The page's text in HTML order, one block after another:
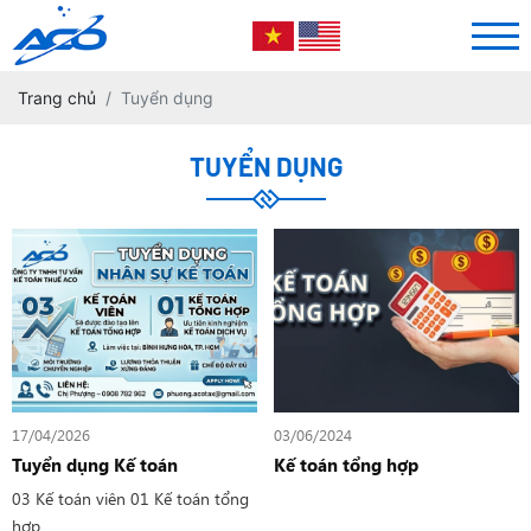
Trang chủ Tuyển dụng
TUYỂN DỤNG
17/04/2026
Tuyển dụng Kế toán
03 Kế toán viên 01 Kế toán tổng
hợp
03/06/2024
Kế toán tổng hợp